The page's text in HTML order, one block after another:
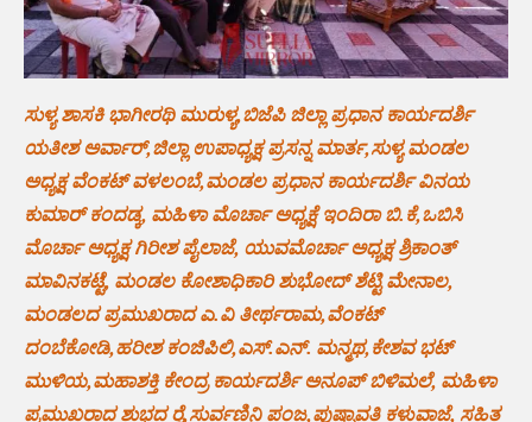
ಸುಳ್ಯ ಶಾಸಕಿ ಭಾಗೀರಥಿ ಮುರುಳ್ಯ,ಬಿಜೆಪಿ ಜಿಲ್ಲಾ ಪ್ರಧಾನ ಕಾರ್ಯದರ್ಶಿ
ಯತೀಶ ಅರ್ವಾರ್,ಜಿಲ್ಲಾ ಉಪಾಧ್ಯಕ್ಷ ಪ್ರಸನ್ನ ಮಾರ್ತ,ಸುಳ್ಯ ಮಂಡಲ
ಅಧ್ಯಕ್ಷ ವೆಂಕಟ್ ವಳಲಂಬೆ,ಮಂಡಲ‌ ಪ್ರಧಾನ ಕಾರ್ಯದರ್ಶಿ ವಿನಯ
ಕುಮಾರ್ ಕಂದಡ್ಕ, ಮಹಿಳಾ ಮೊರ್ಚಾ ಅಧ್ಯಕ್ಷೆ ಇಂದಿರಾ ಬಿ.ಕೆ,ಒಬಿಸಿ
ಮೊರ್ಚಾ ಅಧ್ಯಕ್ಷ ಗಿರೀಶ ಪೈಲಾಜೆ, ಯುವಮೊರ್ಚಾ ಅಧ್ಯಕ್ಷ ಶ್ರಿಕಾಂತ್
ಮಾವಿನಕಟ್ಟೆ, ಮಂಡಲ ಕೋಶಾಧಿಕಾರಿ ಶುಭೋದ್ ಶೆಟ್ಟಿ ಮೇನಾಲ,
ಮಂಡಲದ ಪ್ರಮುಖರಾದ ಎ.ವಿ ತೀರ್ಥರಾಮ,ವೆಂಕಟ್
ದಂಬೆಕೋಡಿ,ಹರೀಶ ಕಂಜಿಪಿಲಿ,ಎಸ್.ಎನ್. ಮನ್ಮಥ,ಕೇಶವ ಭಟ್
ಮುಳಿಯ,ಮಹಾಶಕ್ತಿ ಕೇಂದ್ರ ಕಾರ್ಯದರ್ಶಿ ಅನೂಪ್ ಬಿಳಿಮಲೆ, ಮಹಿಳಾ
ಪ್ರಮುಖರಾದ ಶುಭದ ರೈ,ಸುರ್ವಣಿನಿ ಪಂಜ,ಪುಷ್ಪಾವತಿ ಕಳುವಾಜೆ, ಸಹಿತ